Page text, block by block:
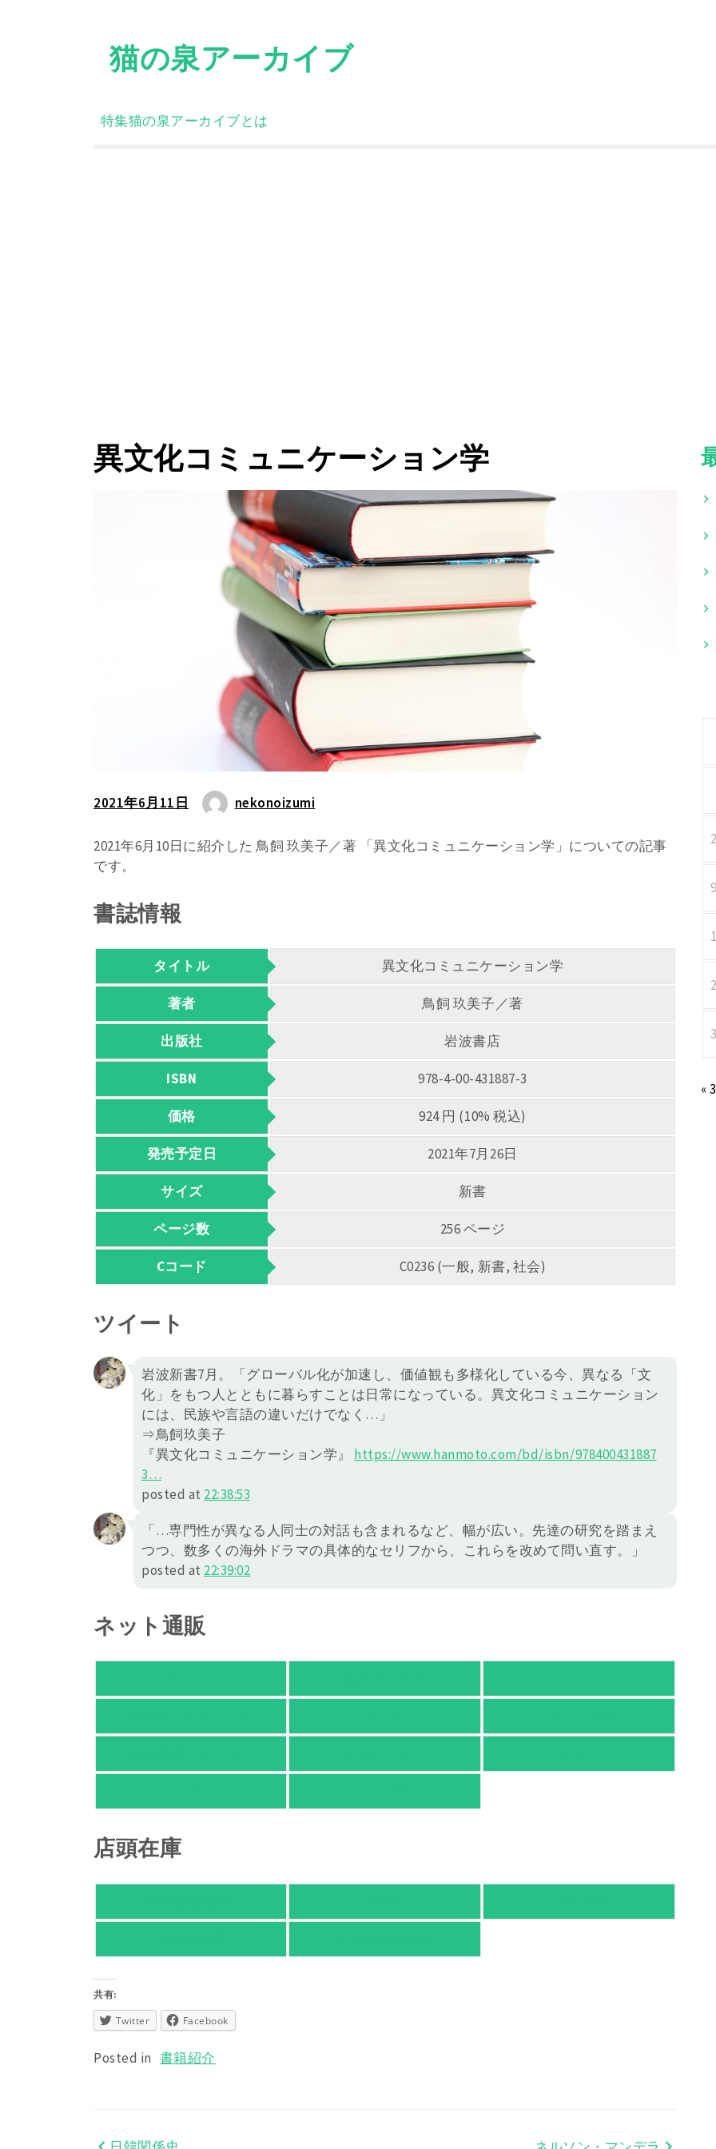
猫の泉アーカイブ
特集猫の泉アーカイブとは
異文化コミュニケーション学
2021年6月11日 nekonoizumi
2021年6月10日に紹介した 鳥飼 玖美子／著 「異文化コミュニケーション学」についての記事
です。
書誌情報
タイトル 異文化コミュニケーション学
著者 鳥飼 玖美子／著
出版社 岩波書店
ISBN 978-4-00-431887-3
価格 924 円 (10% 税込)
発売予定日 2021年7月26日
サイズ 新書
ページ数 256 ページ
Cコード C0236 (一般, 新書, 社会)
ツイート
岩波新書7月。「グローバル化が加速し、価値観も多様化している今、異なる「文
化」をもつ人とともに暮らすことは日常になっている。異文化コミュニケーション
には、民族や言語の違いだけでなく…」
⇒鳥飼玖美子
『異文化コミュニケーション学』 https://www.hanmoto.com/bd/isbn/978400431887
3…
posted at 22:38:53
「…専門性が異なる人同士の対話も含まれるなど、幅が広い。先達の研究を踏まえ
つつ、数多くの海外ドラマの具体的なセリフから、これらを改めて問い直す。」
posted at 22:39:02
ネット通販
店頭在庫
共有:
Twitter Facebook
Posted in 書籍紹介
«